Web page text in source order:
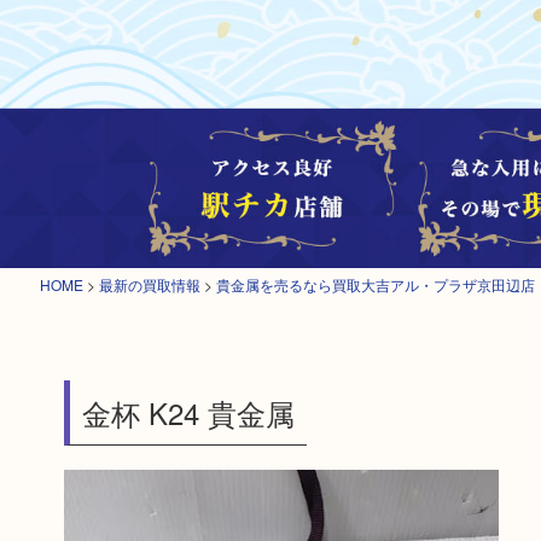
HOME > 最新の買取情報 > 貴金属を売るなら買取大吉アル・プラザ京田辺
金杯 K24 貴金属